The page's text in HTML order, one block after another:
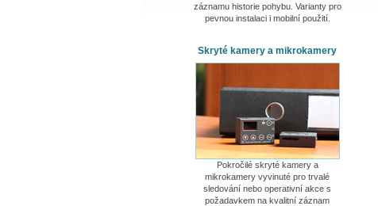
záznamu historie pohybu. Varianty pro
pevnou instalaci i mobilní použití.
Skryté kamery a mikrokamery
Pokročilé skryté kamery a
mikrokamery vyvinuté pro trvalé
sledování nebo operativní akce s
požadavkem na kvalitní záznam